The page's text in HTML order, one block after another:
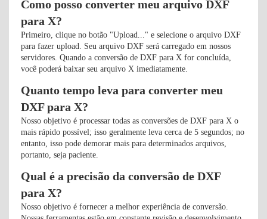
Como posso converter meu arquivo DXF
para X?
Primeiro, clique no botão "Upload..." e selecione o arquivo DXF
para fazer upload. Seu arquivo DXF será carregado em nossos
servidores. Quando a conversão de DXF para X for concluída,
você poderá baixar seu arquivo X imediatamente.
Quanto tempo leva para converter meu
DXF para X?
Nosso objetivo é processar todas as conversões de DXF para X o
mais rápido possível; isso geralmente leva cerca de 5 segundos; no
entanto, isso pode demorar mais para determinados arquivos,
portanto, seja paciente.
Qual é a precisão da conversão de DXF
para X?
Nosso objetivo é fornecer a melhor experiência de conversão.